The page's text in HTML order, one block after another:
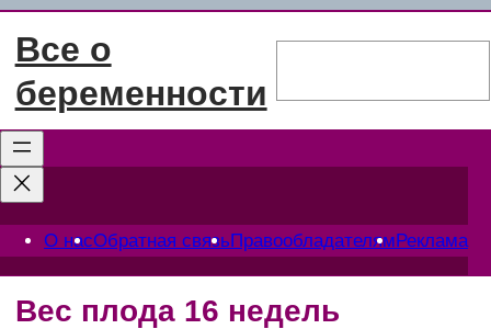
Перейти
содержимому
Все о
беременности
О насОбратная связьПравообладателямРеклама
Вес плода 16 недель